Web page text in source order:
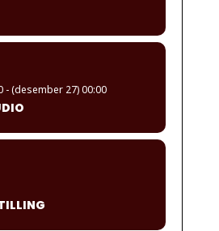
- (desember 27) 00:00